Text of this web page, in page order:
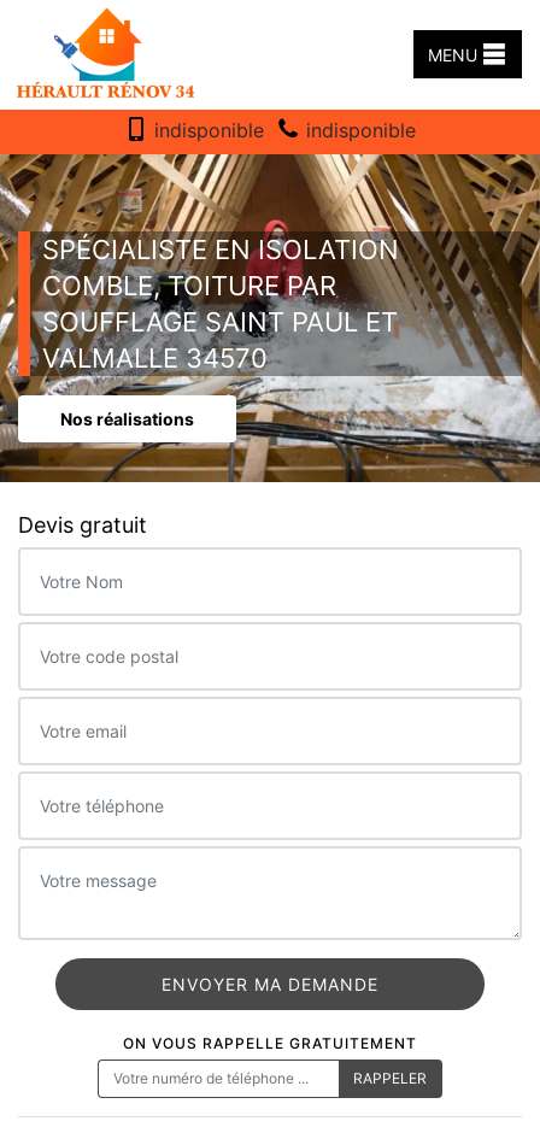
MENU
indisponible indisponible
SPÉCIALISTE EN ISOLATION
COMBLE, TOITURE PAR
SOUFFLAGE SAINT PAUL ET
VALMALLE 34570
Nos réalisations
Devis gratuit
ON VOUS RAPPELLE GRATUITEMENT